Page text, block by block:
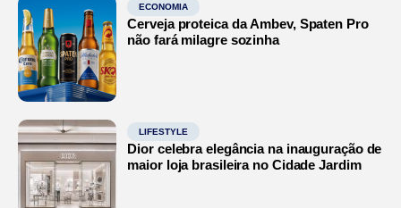
ECONOMIA
Cerveja proteica da Ambev, Spaten Pro
não fará milagre sozinha
LIFESTYLE
Dior celebra elegância na inauguração de
maior loja brasileira no Cidade Jardim